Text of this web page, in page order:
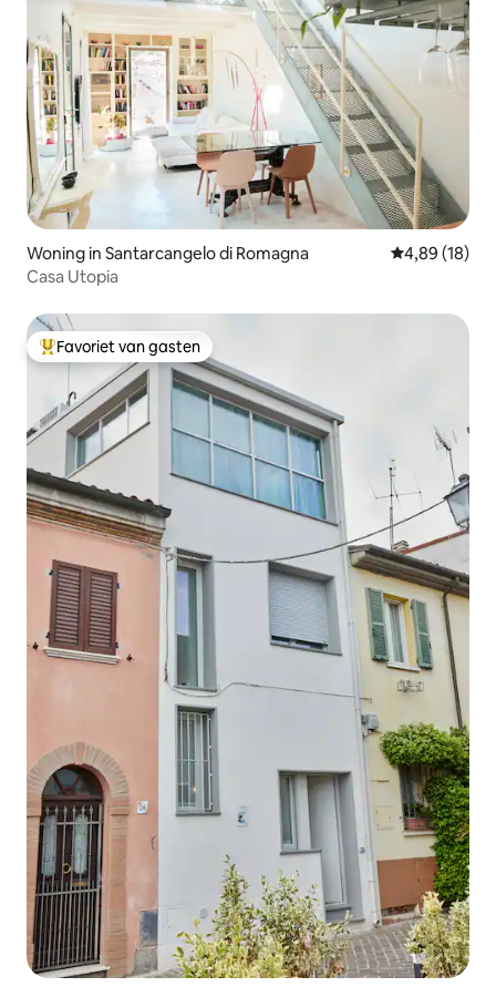
Woning in Santarcangelo di Romagna Gemiddelde
4,89 (18)
Casa Utopia
Topfavoriet van gasten
Favoriet van gasten